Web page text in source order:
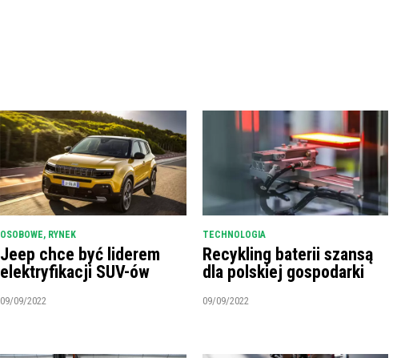
OSOBOWE, RYNEK
Jeep chce być liderem
elektryfikacji SUV-ów
09/09/2022
TECHNOLOGIA
Recykling baterii szansą
dla polskiej gospodarki
09/09/2022